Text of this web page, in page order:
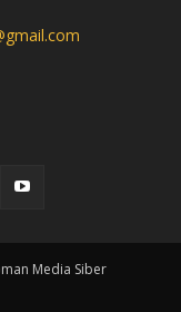
Media Siber